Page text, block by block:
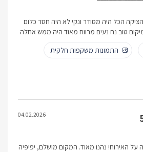
הכל היה מסודר ונקי לא היה חסר כלום
מיקום טוב נח נעים מרווח מאוד היה ממש אחלה
התמונות משקפות חלקית
04.02.2026
על האירוח! נהנו מאוד. המקום מושלם, יפיפיה